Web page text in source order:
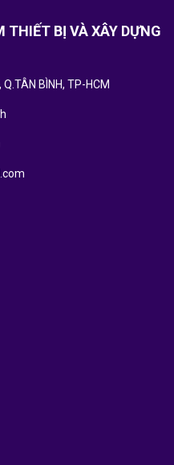
BỊ VÀ XÂY DỰNG
BÌNH, TP-HCM